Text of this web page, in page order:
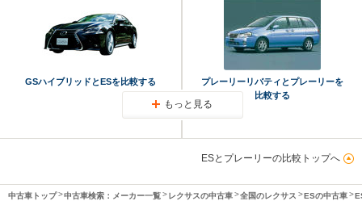
GSハイブリッドとESを比較する
プレーリーリバティとプレーリーを
比較する
もっと見る
ESとプレーリーの比較トップへ
中古車トップ 中古車検索：メーカー一覧 レクサスの中古車 全国のレクサス ESの中古車